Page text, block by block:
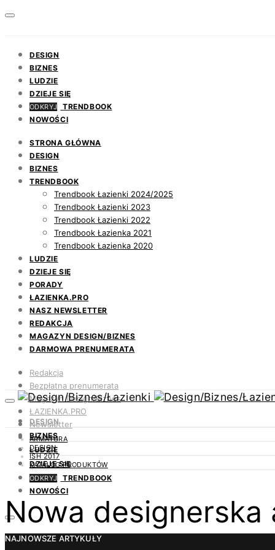
DESIGN
BIZNES
LUDZIE
DZIEJE SIĘ
ODKRYJ
TRENDBOOK
NOWOŚCI
STRONA GŁÓWNA
DESIGN
BIZNES
TRENDBOOK
Trendbook Łazienki 2024/2025
Trendbook Łazienki 2023
Trendbook Łazienki 2022
Trendbook Łazienka 2021
Trendbook Łazienka 2020
LUDZIE
DZIEJE SIĘ
PORADY
ŁAZIENKA.PRO
NASZ NEWSLETTER
REDAKCJA
MAGAZYN DESIGN/BIZNES
DARMOWA PRENUMERATA
Redakcja
Bezpłatna prenumerata
Magazyn Design/Biznes
ŁAZIENKA.PRO
Newsletter
Kontakt
DESIGN
BIZNES
LUDZIE
DZIEJE SIĘ
ODKRYJ
TRENDBOOK
NOWOŚCI
NAJNOWSZE ARTYKUŁY
ARMATURA
DESIGN
ISH 2017
KATALOG PRODUKTÓW
Nowa designerska